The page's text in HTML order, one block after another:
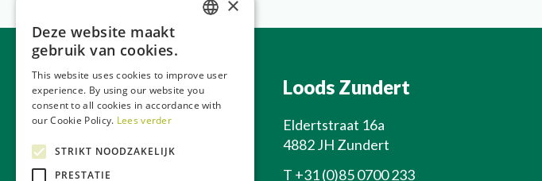
Hoofdkantoor
Apeldoornseweg 212
6731 SC Otterlo
+31 (0)85 0700 222
Loods Zundert
Eldertstraat 16a
4882 JH Zundert
T +31 (0)85 0700 233
×
Deze website maakt
gebruik van cookies.
This website uses cookies to improve user
experience. By using our website you
consent to all cookies in accordance with
our Cookie Policy. Lees verder
STRIKT NOODZAKELIJK
PRESTATIE